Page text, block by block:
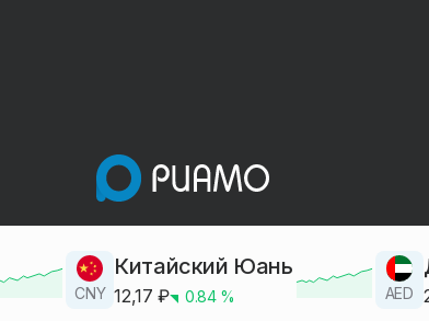
CNY
Китайский Юань
12,17 ₽ 0.84% AED